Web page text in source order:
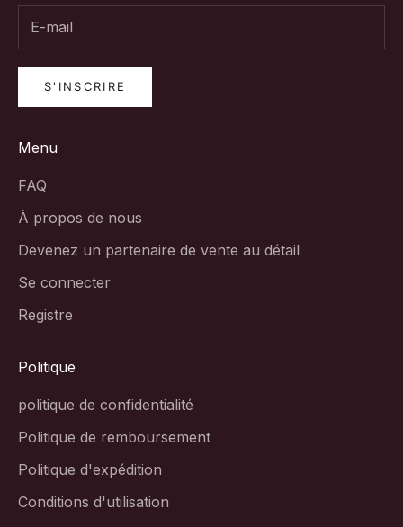
S'INSCRIRE
Menu
FAQ
À propos de nous
Devenez un partenaire de vente au détail
Se connecter
Registre
Politique
politique de confidentialité
Politique de remboursement
Politique d'expédition
Conditions d'utilisation